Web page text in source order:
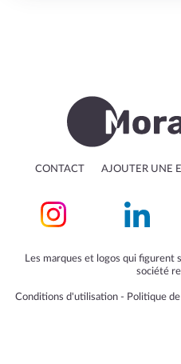
CONTACT AJOUTER UNE
Les marques et logos qui figurent
société
Conditions d'utilisation‐ Politique